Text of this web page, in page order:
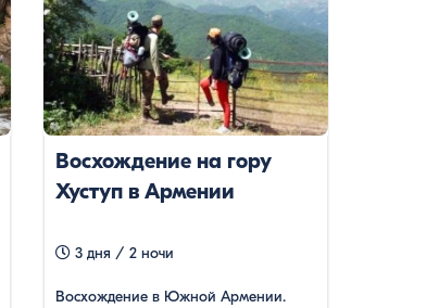
Восхождение на гору
Хуступ в Армении
3 дня / 2 ночи
Восхождение в Южной Армении.